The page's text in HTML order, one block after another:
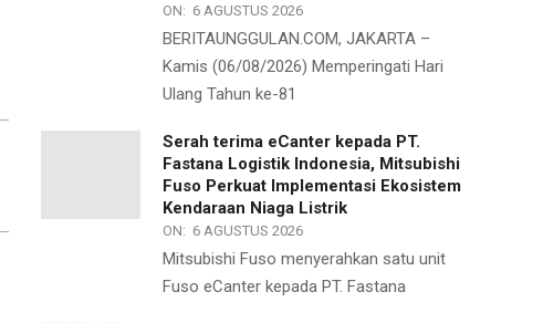
ON: 6 AGUSTUS 2026
BERITAUNGGULAN.COM, JAKARTA –
Kamis (06/08/2026) Memperingati Hari
Ulang Tahun ke-81
Serah terima eCanter kepada PT.
Fastana Logistik Indonesia, Mitsubishi
Fuso Perkuat Implementasi Ekosistem
Kendaraan Niaga Listrik
ON: 6 AGUSTUS 2026
Mitsubishi Fuso menyerahkan satu unit
Fuso eCanter kepada PT. Fastana